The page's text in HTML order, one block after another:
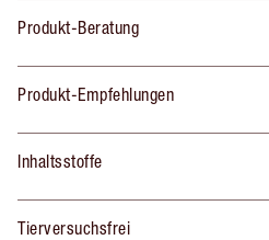
Produkt-Beratung
Produkt-Empfehlungen
Inhaltsstoffe
Tierversuchsfrei